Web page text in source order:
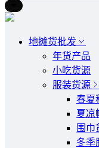
地摊货批发
年货产品
小吃货源
服装货源
春夏
夏凉
围巾
冬季